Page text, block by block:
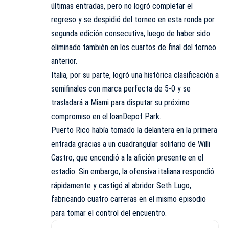
últimas entradas, pero no logró completar el
regreso y se despidió del torneo en esta ronda por
segunda edición consecutiva, luego de haber sido
eliminado también en los cuartos de final del torneo
anterior.
Italia, por su parte, logró una histórica clasificación a
semifinales con marca perfecta de 5-0 y se
trasladará a Miami para disputar su próximo
compromiso en el loanDepot Park.
Puerto Rico había tomado la delantera en la primera
entrada gracias a un cuadrangular solitario de Willi
Castro, que encendió a la afición presente en el
estadio. Sin embargo, la ofensiva italiana respondió
rápidamente y castigó al abridor Seth Lugo,
fabricando cuatro carreras en el mismo episodio
para tomar el control del encuentro.